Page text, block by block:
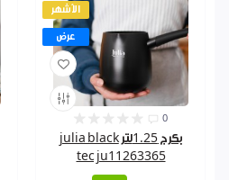
الأشهر
عرض
0
بكرج 1.25لتر julia black
tec ju11263365